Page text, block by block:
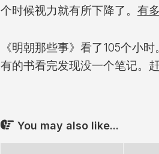
个时候视力就有所下降了。 有
《明朝那些事》看了105个小
有的书看完发现没一个笔记。
You may also like...